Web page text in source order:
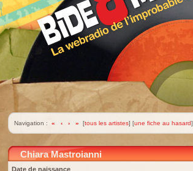
Navigation : « ‹ › » [tous les artistes] [une fiche au hasard]
Chiara Mastroianni
Date de naissance